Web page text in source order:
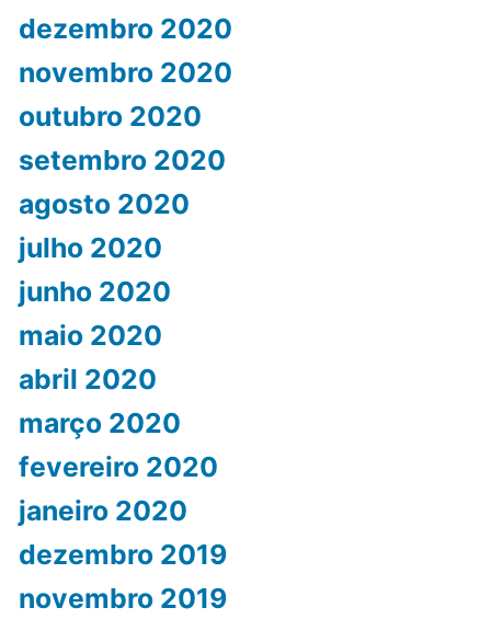
dezembro 2020
novembro 2020
outubro 2020
setembro 2020
agosto 2020
julho 2020
junho 2020
maio 2020
abril 2020
março 2020
fevereiro 2020
janeiro 2020
dezembro 2019
novembro 2019